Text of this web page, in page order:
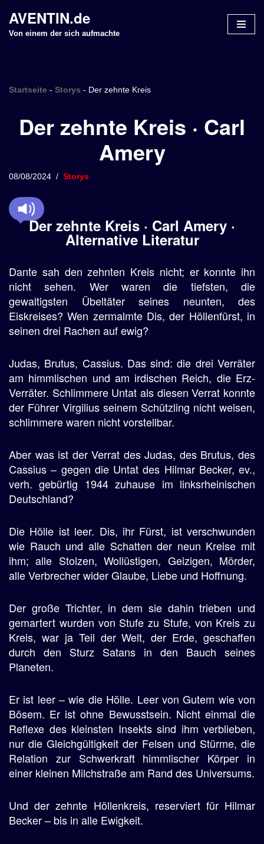
Z
n
p
i
n
AVENTIN.de
Von einem der sich aufmachte
Startseite - Storys - Der zehnte Kreis
Der zehnte Kreis · Carl
Amery
08/08/2024 Storys
Der zehnte Kreis · Carl Amery ·
Alternative Literatur
Dante sah den zehnten Kreis nicht; er konnte ihn
nicht sehen. Wer waren die tiefsten, die
gewaltigsten Übeltäter seines neunten, des
Eiskreises? Wen zermalmte Dis, der Höllenfürst, in
seinen drei Rachen auf ewig?
Judas, Brutus, Cassius. Das sind: die drei Verräter
am himmlischen und am irdischen Reich, die Erz-
Verräter. Schlimmere Untat als diesen Verrat konnte
der Führer Virgilius seinem Schützling nicht weisen,
schlimmere waren nicht vorstellbar.
Aber was ist der Verrat des Judas, des Brutus, des
Cassius – gegen die Untat des Hilmar Becker, ev.,
verh. gebürtig 1944 zuhause im linksrheinischen
Deutschland?
Die Hölle ist leer. Dis, ihr Fürst, ist verschwunden
wie Rauch und alle Schatten der neun Kreise mit
ihm; alle Stolzen, Wollüstigen, Geizigen, Mörder,
alle Verbrecher wider Glaube, Liebe und Hoffnung.
Der große Trichter, in dem sie dahin trieben und
gemartert wurden von Stufe zu Stufe, von Kreis zu
Kreis, war ja Teil der Welt, der Erde, geschaffen
durch den Sturz Satans in den Bauch seines
Planeten.
Er ist leer – wie die Hölle. Leer von Gutem wie von
Bösem. Er ist ohne Bewusstsein. Nicht einmal die
Reflexe des kleinsten Insekts sind ihm verblieben,
nur die Gleichgültigkeit der Felsen und Stürme, die
Relation zur Schwerkraft himmlischer Körper in
einer kleinen Milchstraße am Rand des Universums.
Und der zehnte Höllenkreis, reserviert für Hilmar
Becker – bis in alle Ewigkeit.